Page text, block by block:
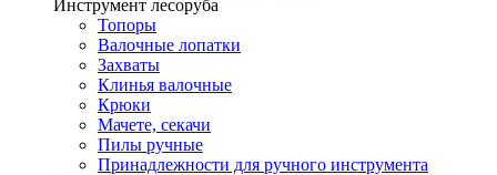
Инструмент лесоруба
Топоры
Валочные лопатки
Захваты
Клинья валочные
Крюки
Мачете, секачи
Пилы ручные
Принадлежности для ручного инструмента